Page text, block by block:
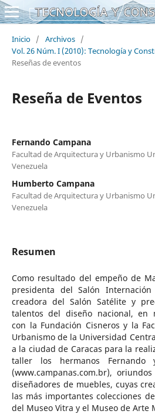
Inicio / Archivos /
Vol. 26 Núm. I (2010): Tecnología y
Reseñas de eventos
Reseña de Eventos
Fernando Campana
Facultad de Arquitectura y Urbanismo
Venezuela
Humberto Campana
Facultad de Arquitectura y Urbanismo
Venezuela
Resumen
Como resultado del empeño de
presidenta del Salón
creadora del Salón Satélite y
talentos del diseño nacional, en
con la Fundación Cisneros y la
Urbanismo de la Universidad
a la ciudad de Caracas para la
taller los hermanos Fernando
(www.campanas.com.br),
diseñadores de muebles, cuyas
las más importantes colecciones
del Museo Vitra y el Museo de Arte